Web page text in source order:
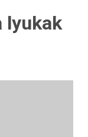
lyukak